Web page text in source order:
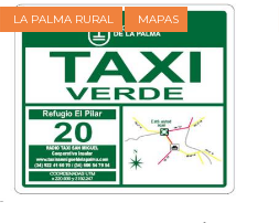
LA PALMA RURAL MAPAS